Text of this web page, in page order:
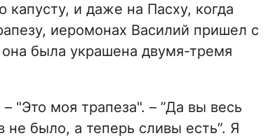
и даже на Пасху, когда
иеромонах Василий пришел с
была украшена двумя-тремя
"Это моя трапеза". – ”Да вы весь
было, а теперь сливы есть”. Я